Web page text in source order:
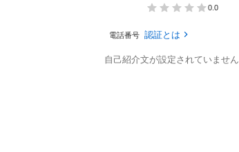
0.0
電話番号 認証とは
自己紹介文が設定されていません